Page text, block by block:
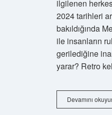
ilgilenen
2024 tarihleri
bakıldığında
ile insanların
gerilediğine
yarar? Retro
Devamını